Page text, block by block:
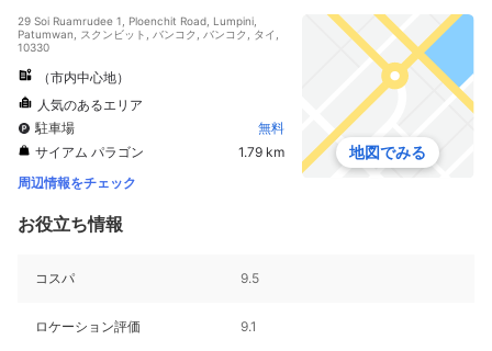
29 Soi Ruamrudee 1, Ploenchit Road, Lumpini,
Patumwan, スクンビット, バンコク, バンコク, タイ,
10330
（市内中心地）
人気のあるエリア
駐車場
無料
サイアム パラゴン
1.79 km
周辺情報をチェック
地図でみる
お役立ち情報
コスパ 9.5
ロケーション評価 9.1